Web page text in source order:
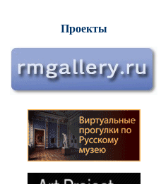
Проекты